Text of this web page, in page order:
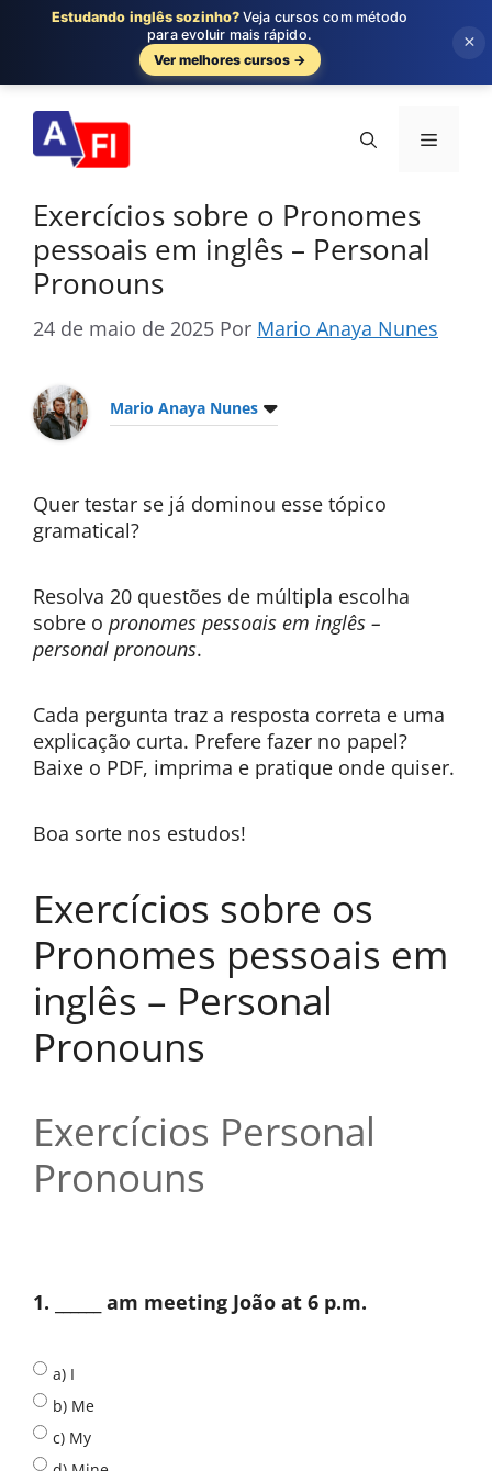
para
conteúdo
Menu
Exercícios sobre o Pronomes
pessoais em inglês – Personal
Pronouns
24 de maio de 2025 Por Mario Anaya Nunes
Mario Anaya Nunes
Quer testar se já dominou esse tópico
gramatical?
Resolva 20 questões de múltipla escolha
sobre o pronomes pessoais em inglês –
personal pronouns.
Cada pergunta traz a resposta correta e uma
explicação curta. Prefere fazer no papel?
Baixe o PDF, imprima e pratique onde quiser.
Boa sorte nos estudos!
Exercícios sobre os
Pronomes pessoais em
inglês – Personal
Pronouns
Exercícios Personal
Pronouns
1. ______ am meeting João at 6 p.m.
a) I
b) Me
c) My
Estudando inglês sozinho? Veja cursos com método
para evoluir mais rápido.
Ver melhores cursos →
×